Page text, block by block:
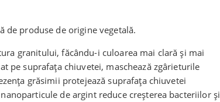
de produse de origine vegetală.
granitului, făcându-i culoarea mai clară și mai
pe suprafața chiuvetei, maschează zgârieturile
grăsimii protejează suprafața chiuvetei
de argint reduce creșterea bacteriilor și